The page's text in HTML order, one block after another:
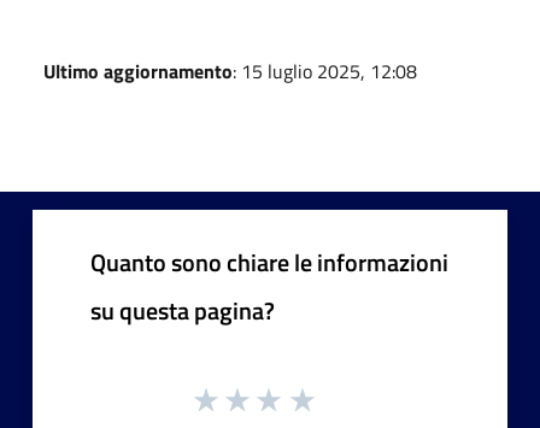
Ultimo aggiornamento: 15 luglio 2025, 12:08
Quanto sono chiare le informazioni
su questa pagina?